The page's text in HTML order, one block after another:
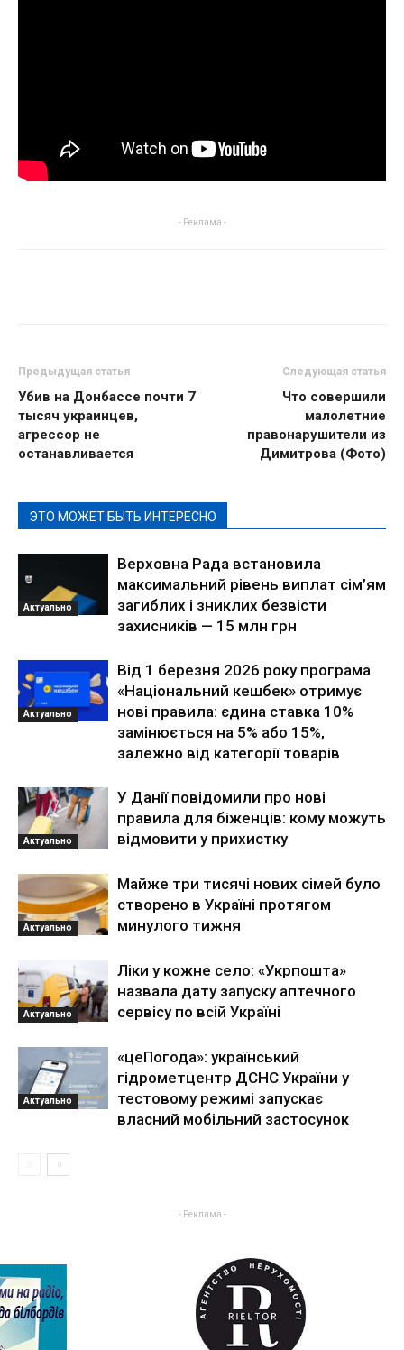
- Реклама -
Предыдущая статья
Убив на Донбассе почти 7
тысяч украинцев,
агрессор не
останавливается
Следующая статья
Что совершили
малолетние
правонарушители из
Димитрова (Фото)
ЭТО МОЖЕТ БЫТЬ ИНТЕРЕСНО
Актуально
Верховна Рада встановила
максимальний рівень виплат сім’ям
загиблих і зниклих безвісти
захисників — 15 млн грн
Актуально
Від 1 березня 2026 року програма
«Національний кешбек» отримує
нові правила: єдина ставка 10%
замінюється на 5% або 15%,
залежно від категорії товарів
Актуально
У Данії повідомили про нові
правила для біженців: кому можуть
відмовити у прихистку
Актуально
Майже три тисячі нових сімей було
створено в Україні протягом
минулого тижня
Актуально
Ліки у кожне село: «Укрпошта»
назвала дату запуску аптечного
сервісу по всій Україні
Актуально
«цеПогода»: український
гідрометцентр ДСНС України у
тестовому режимі запускає
власний мобільний застосунок
- Реклама -